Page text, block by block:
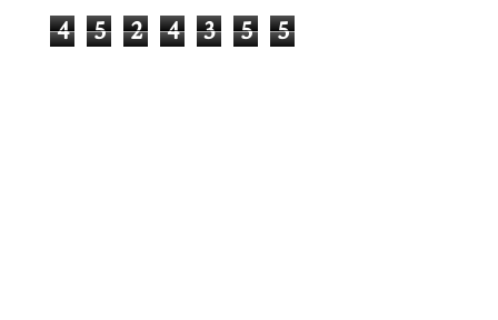
4 5 2 4 3 5 5